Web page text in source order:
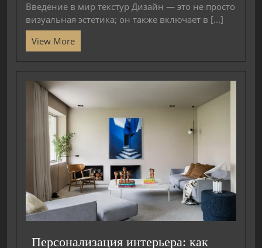
Введение в мир текстур Дизайн — это не просто
визуальная эстетика; он также включает в [...]
View More
Персонализация интерьера: как